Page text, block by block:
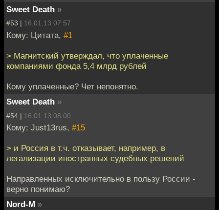
Sweet Death »
#53 | 16.01.13 07:57
Кому: Цитата, #1
> Магнитский утверждал, что уплаченные
компаниями фонда 5,4 млрд рублей
Кому уплаченные? Чет непонятно.
Sweet Death »
#54 | 16.01.13 08:00
Кому: Just13rus, #15
> и Россия в т.ч. отказывает, например, в
легализации иностранных судебных решений
Направленных исключительно в пользу России -
верно понимаю?
Nord-M »